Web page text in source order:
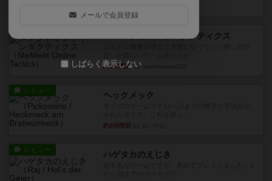
メメントオンラインタクティクス
約1時間前by nekomanma222
レビュー ヘックメック
約2時間前
レビュー ハゲタカのえじき
メールで会員登録
しばらく表示しない